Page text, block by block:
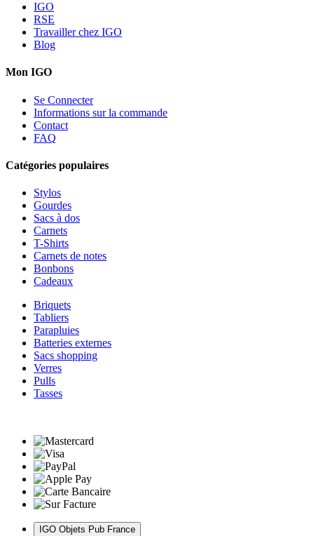
IGO
RSE
Travailler chez IGO
Blog
Mon IGO
Se Connecter
Informations sur la commande
Contact
FAQ
Catégories populaires
Stylos
Gourdes
Sacs à dos
Carnets
T-Shirts
Carnets de notes
Bonbons
Cadeaux
Briquets
Tabliers
Parapluies
Batteries externes
Sacs shopping
Verres
Pulls
Tasses
IGO Objets Pub France